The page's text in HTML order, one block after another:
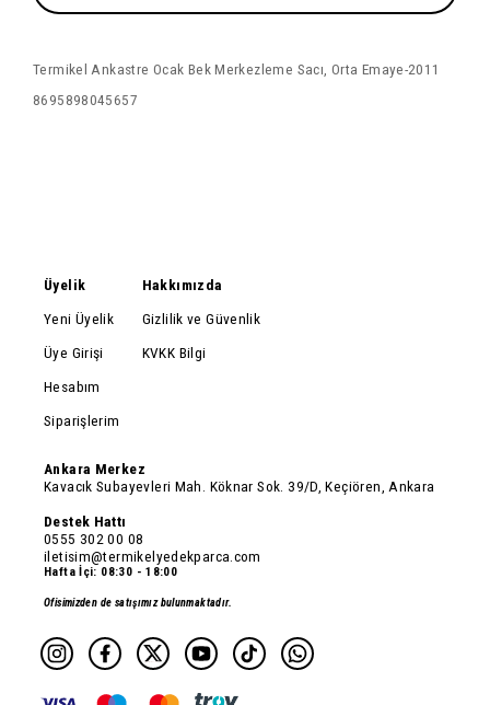
Termikel Ankastre Ocak Bek Merkezleme Sacı, Orta Emaye-2011
8695898045657
Üyelik
Yeni Üyelik
Üye Girişi
Hesabım
Siparişlerim
Hakkımızda
Gizlilik ve Güvenlik
KVKK Bilgi
Ankara Merkez
Kavacık Subayevleri Mah. Köknar Sok. 39/D, Keçiören, Ankara
Destek Hattı
0555 302 00 08
iletisim@termikelyedekparca.com
Hafta İçi: 08:30 - 18:00
Ofisimizden de satışımız bulunmaktadır.